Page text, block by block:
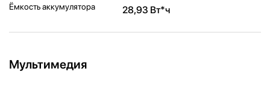
Ёмкость аккумулятора 28,93 Вт*ч
Мультимедия